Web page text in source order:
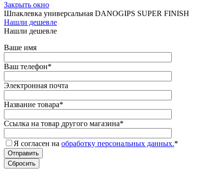
Закрыть окно
Шпаклевка универсальная DANOGIPS SUPER FINISH
Нашли дешевле
Нашли дешевле
Ваше имя
Ваш телефон*
Электронная почта
Название товара*
Ссылка на товар другого магазина*
Я согласен на обработку персональных данных.*